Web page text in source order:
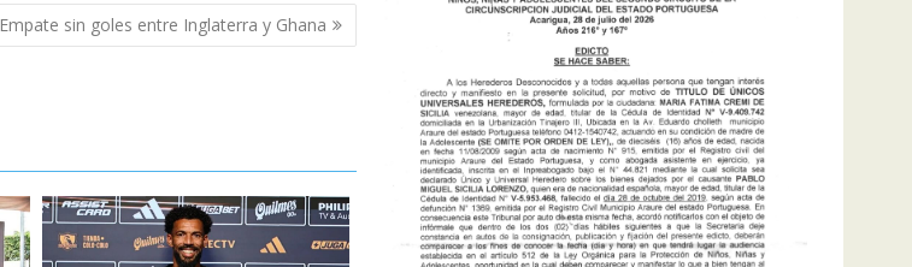
Empate sin goles entre Inglaterra y Ghana